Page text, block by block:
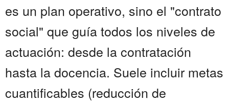
es un plan operativo, sino el "contrato
social" que guía todos los niveles de
actuación: desde la contratación
hasta la docencia. Suele incluir metas
cuantificables (reducción de